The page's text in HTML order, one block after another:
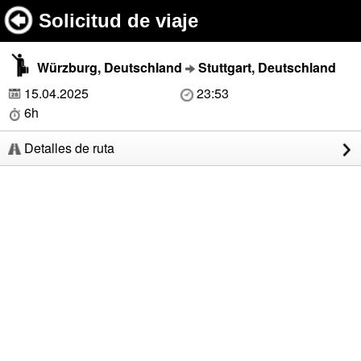
Solicitud de viaje
Würzburg, Deutschland
Stuttgart, Deutschland
15.04.2025
23:53
6h
Detalles de ruta